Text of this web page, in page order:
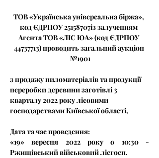
ТОВ «Українська універсальна біржа»,
код ЄДРПОУ 25158707із залученням
Агента ТОВ «ЛІС ЮА» (код ЄДРПОУ
44737713) проводить загальний аукціон
№1901
з продажу пиломатеріалів та продукції
переробки деревини заготівлі 3
кварталу 2022 року лісовими
господарствами Київської області,
Дата та час проведення:
«19» вересня 2022 року о 10:30 -
Ржищівський військовий лісгосп.